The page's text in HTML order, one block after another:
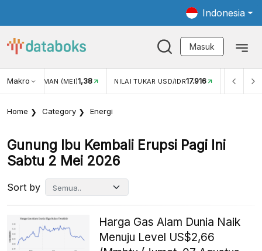
Indonesia
Masuk
MakroWISMAN (MEI)1,38 NILAI TUKAR USD/IDR17.916 INFLASI
Home Category Energi
Gunung Ibu Kembali Erupsi Pagi Ini
Sabtu 2 Mei 2026
Sort by
Harga Gas Alam Dunia Naik
Menuju Level US$2,66